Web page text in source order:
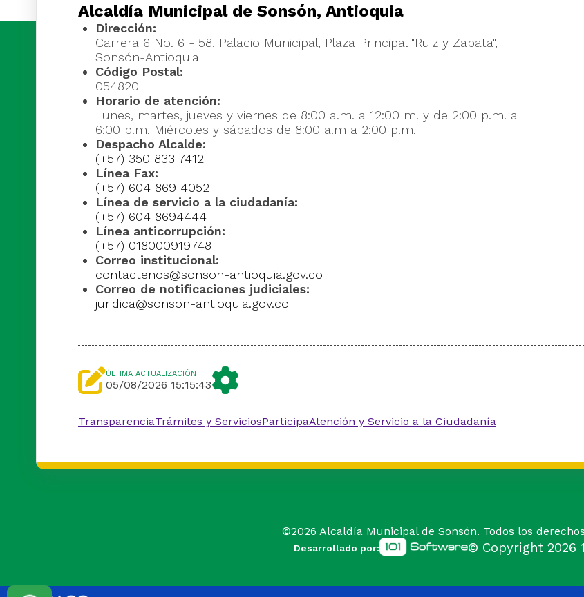
Alcaldía Municipal de Sonsón, Antioquia
Dirección:
Carrera 6 No. 6 - 58, Palacio Municipal, Plaza Principal "Ruiz y Zapata",
Sonsón-Antioquia
Código Postal:
054820
Horario de atención:
Lunes, martes, jueves y viernes de 8:00 a.m. a 12:00 m. y de 2:00 p.m. a
6:00 p.m. Miércoles y sábados de 8:00 a.m a 2:00 p.m.
Despacho Alcalde:
(+57) 350 833 7412
Línea Fax:
(+57) 604 869 4052
Línea de servicio a la ciudadanía:
(+57) 604 8694444
Línea anticorrupción:
(+57) 018000919748
Correo institucional:
contactenos@sonson-antioquia.gov.co
Correo de notificaciones judiciales:
juridica@sonson-antioquia.gov.co
ÚLTIMA ACTUALIZACIÓN
05/08/2026 15:15:43
TransparenciaTrámites y ServiciosParticipaAtención y Servicio a la Ciudadanía
©2026 Alcaldía Municipal de Sonsón. Todos los
Desarrollado por: © Copyright 2026